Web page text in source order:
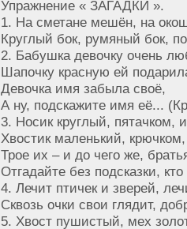
Упражнение « ЗАГАДКИ ».
1. На сметане мешён, на
Круглый бок, румяный бок,
2. Бабушка девочку очень
Шапочку красную ей
Девочка имя забыла своё,
А ну, подскажите имя её...
3. Носик круглый, пятачком,
Хвостик маленький,
Трое их – и до чего же,
Отгадайте без подсказки,
4. Лечит птичек и зверей,
Сквозь очки свои глядит,
5. Хвост пушистый, мех